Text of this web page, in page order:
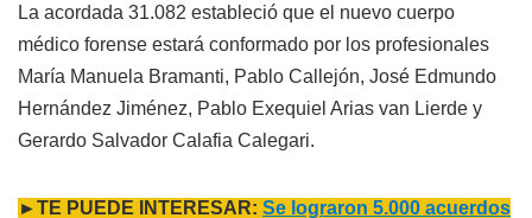
La acordada 31.082 estableció que el nuevo cuerpo
médico forense estará conformado por los profesionales
María Manuela Bramanti, Pablo Callejón, José Edmundo
Hernández Jiménez, Pablo Exequiel Arias van Lierde y
Gerardo Salvador Calafia Calegari.
►TE PUEDE INTERESAR: Se lograron 5.000 acuerdos